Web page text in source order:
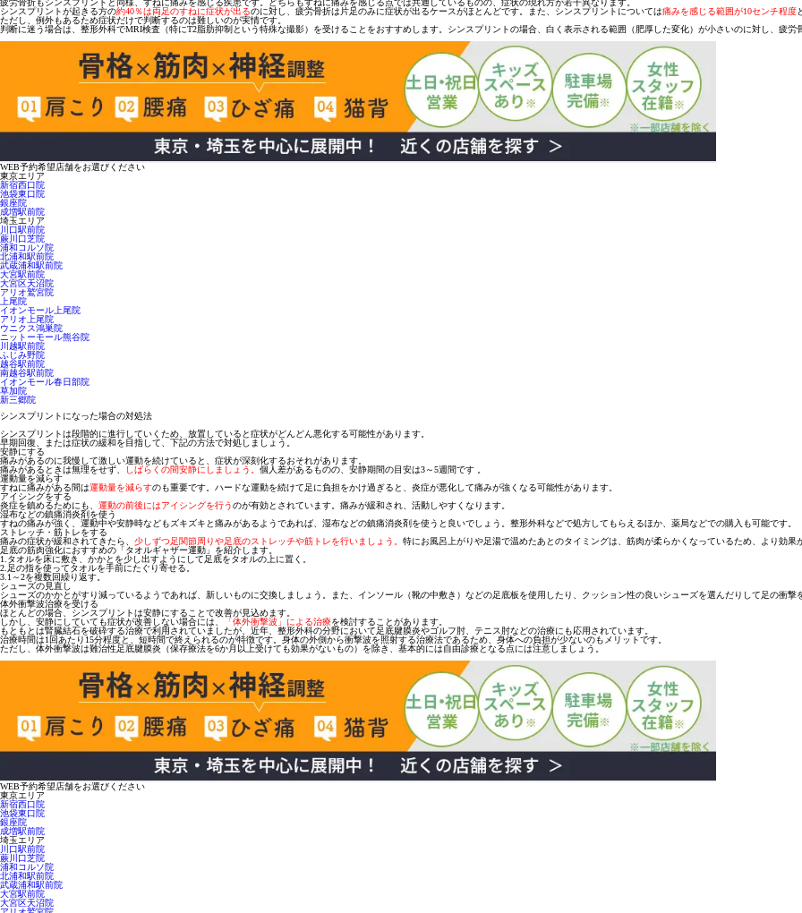
疲労骨折もシンスプリントと同様、すねに痛みを感じる疾患です。どちらもすねに痛みを感じる点では共通しているものの、症状の現れ方が若干異なります。
シンスプリントが起きる方の約40％は両足のすねに症状が出るのに対し、疲労骨折は 片足のみに症状が出るケースがほとんどです。また、シンスプリントについては痛みを感じる範囲が10センチ程度
ただし、例外もあるため症状だけで判断するのは難しいのが実情です。
判断に迷う場合は、 整形外科でMRI検査（特にT2脂肪抑制という特殊な撮影）を受ける ことをおすすめします。シンスプリントの場合、白く表示される範囲（肥厚した変化）が小さいのに対し、疲労
WEB予約希望店舗をお選びください
東京エリア
新宿西口院
池袋東口院
銀座院
成増駅前院
埼玉エリア
川口駅前院
蕨川口芝院
浦和コルソ院
北浦和駅前院
武蔵浦和駅前院
大宮駅前院
大宮区天沼院
アリオ鷲宮院
上尾院
イオンモール上尾院
アリオ上尾院
ウニクス鴻巣院
ニットーモール熊谷院
川越駅前院
ふじみ野院
越谷駅前院
南越谷駅前院
イオンモール春日部院
草加院
新三郷院
シンスプリントになった場合の対処法
シンスプリントは段階的に進行していくため、放置していると症状がどんどん悪化する可能性があります。
早期回復、または症状の緩和を目指して、下記の方法で対処しましょう。
安静にする
痛みがあるのに我慢して激しい運動を続けていると、症状が深刻化するおそれがあります。
痛みがあるときは無理をせず、
しばらくの間安静にしましょう。 個人差があるものの、安静期間の目安は3～5週間です 。
運動量を減らす
すねに痛みがある間は運動量を減らすのも重要です。ハードな運動を続けて足に負担をかけ過ぎると、炎症が悪化して痛みが強くなる可能性があります。
アイシングをする
炎症を鎮めるためにも、 運動の前後にはアイシングを行うのが有効とされています。痛みが緩和され、活動しやすくなります。
湿布などの鎮痛消炎剤を使う
すねの痛みが強く、運動中や安静時などもズキズキと痛みがある ようであれば、湿布などの鎮痛消炎剤を使うと良いでしょう。整形外科などで処方してもらえるほか、薬局などでの購入も可能です。
ストレッチ・筋トレをする
痛みの症状が緩和されてきたら、 少しずつ足関節周りや足底のストレッチや筋トレを行いましょう。 特にお風呂上がりや足湯で温めたあとのタイミングは、筋肉が柔らかくなっているため、より効果
足底の筋肉強化におすすめの 「タオルギャザー運動」 を紹介します。
1.タオルを床に敷き、かかとを少し出すようにして足底をタオルの上に置く。
2.足の指を使ってタオルを手前にたぐり寄せる。
3.1～2を複数回繰り返す。
シューズの見直し
シューズのかかとがすり減っているようであれば、新しいものに交換しましょう。また、インソール（靴の中敷き）などの足底板を使用したり、クッション性の良いシューズを選んだりして足の衝撃
体外衝撃波治療を受ける
ほとんどの場合、シンスプリントは安静にすることで改善が見込めます。
しかし、安静にしていても症状が改善しない場合には、
「体外衝撃波」による治療を検討することがあります。
もともとは腎臓結石を破砕する治療で利用されていましたが、近年、整形外科の分野において足底腱膜炎やゴルフ肘、テニス肘などの治療にも応用されています。
治療時間は1回あたり15分程度と、短時間で終えられるのが特徴です。身体の外側から衝撃波を照射する治療法であるため、身体への負担が少ないのもメリットです。
ただし、体外衝撃波は難治性足底腱膜炎（保存療法を6か月以上受けても効果がないもの）を除き、基本的には自由診療となる点には注意しましょう。
WEB予約希望店舗をお選びください
東京エリア
新宿西口院
池袋東口院
銀座院
成増駅前院
埼玉エリア
川口駅前院
蕨川口芝院
浦和コルソ院
北浦和駅前院
武蔵浦和駅前院
大宮駅前院
大宮区天沼院